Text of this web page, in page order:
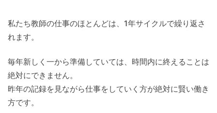
私たち教師の仕事のほとんどは、1年サイクルで繰り返さ
れます。
毎年新しく一から準備していては、時間内に終えることは
絶対にできません。
昨年の記録を見ながら仕事をしていく方が絶対に賢い働き
方です。